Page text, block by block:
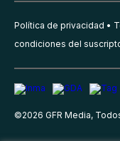
Política de privacidad
condiciones del
©2026 GFR Media,